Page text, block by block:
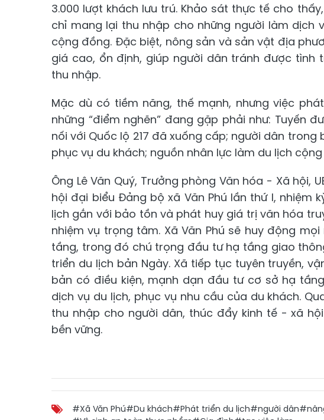
3.000 lượt khách lưu trú. Khảo sát thực tế cho
chỉ mang lại thu nhập cho những người làm
cộng đồng. Đặc biệt, nông sản và sản vật địa
giá cao, ổn định, giúp người dân tránh được
thu nhập.
Mặc dù có tiềm năng, thế mạnh, nhưng việc
những “điểm nghẽn” đang gặp phải như: Tuyến
nối với Quốc lộ 217 đã xuống cấp; người dân
phục vụ du khách; nguồn nhân lực làm du lịch
Ông Lê Văn Quý, Trưởng phòng Văn hóa - Xã hội,
hội đại biểu Đảng bộ xã Văn Phú lần thứ I, nhiệm
lịch gắn với bảo tồn và phát huy giá trị văn hóa
nhiệm vụ trọng tâm. Xã Văn Phú sẽ huy động
tầng, trong đó chú trọng đầu tư hạ tầng giao
triển du lịch bản Ngày. Xã tiếp tục tuyên truyền,
bản có điều kiện, mạnh dạn đầu tư cơ sở hạ
dịch vụ du lịch, phục vụ nhu cầu của du khách.
thu nhập cho người dân, thúc đẩy kinh tế - xã
bền vững.
#Xã Văn Phú#Du khách#Phát triển du lịch#người dân